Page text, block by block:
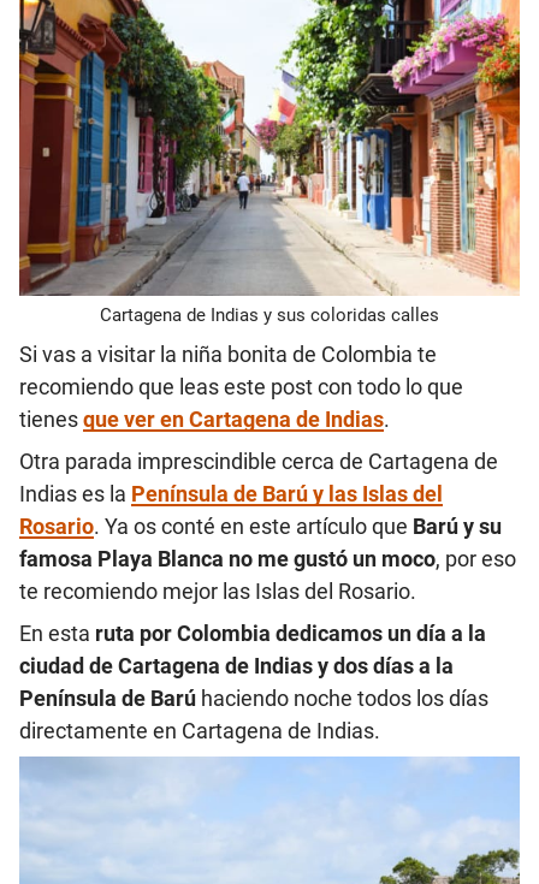
Cartagena de Indias y sus coloridas calles
Si vas a visitar la niña bonita de Colombia te
recomiendo que leas este post con todo lo que
tienesque ver en Cartagena de Indias.
Otra parada imprescindible cerca de Cartagena de
Indias es la Península de Barú y las Islas del
Rosario. Ya os conté en este artículo que Barú y su
famosa Playa Blanca no me gustó un moco, por eso
te recomiendo mejor las Islas del Rosario.
En esta ruta por Colombia dedicamos un día a la
ciudad de Cartagena de Indias y dos días a la
Península de Barú haciendo noche todos los días
directamente en Cartagena de Indias.